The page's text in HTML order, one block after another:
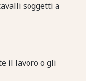
soggetti a
il lavoro o gli